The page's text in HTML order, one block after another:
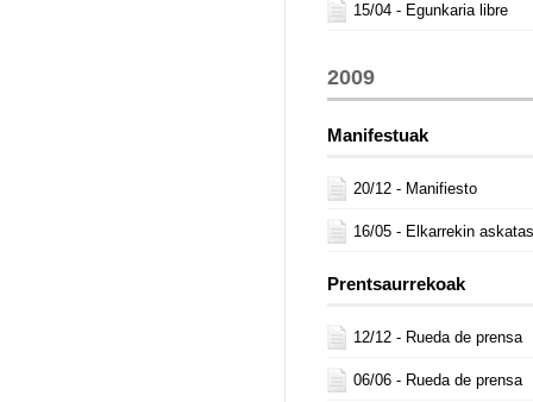
15/04 - Egunkaria libre
2009
Manifestuak
20/12 - Manifiesto
16/05 - Elkarrekin
Prentsaurrekoak
12/12 - Rueda de prensa
06/06 - Rueda de prensa